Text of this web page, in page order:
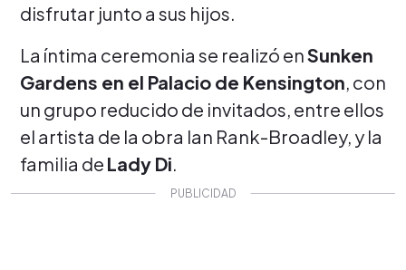
disfrutar junto a sus hijos.
La íntima ceremonia se realizó enSunken
Gardens en el Palacio de Kensington, con
un grupo reducido de invitados, entre ellos
el artista de la obra Ian Rank-Broadley, y la
familia de Lady Di.